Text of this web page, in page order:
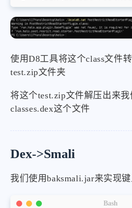
使用D8工具将这个class文件
test.zip文件夹
将这个test.zip文件解压出来我
classes.dex这个文件
Dex->Smali
我们使用baksmali.jar来实现
Bash